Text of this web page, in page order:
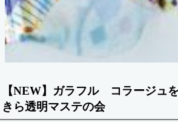
【NEW】ガラフル コラージュ
きら透明マステの会